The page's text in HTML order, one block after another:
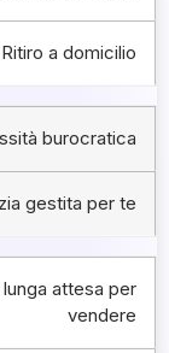
Ritiro a domicilio
burocratica
gestita per te
attesa per
vendere